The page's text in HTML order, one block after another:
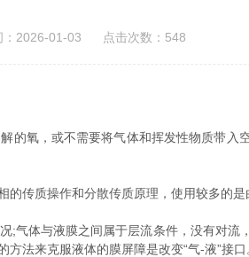
：2026-01-03 点击次数：548
氧，或不需要将气体和挥发性物质带入
质操作和分散传质原理，使用较多的是
体与液膜之间属于层流条件，没有对流
法来克服液体的膜屏障是改变“气-液”接口